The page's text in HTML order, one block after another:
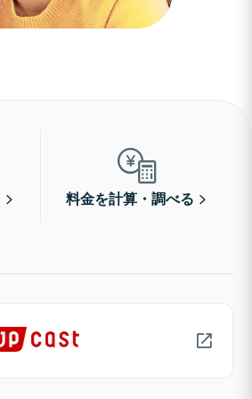
料金を計算・調べる